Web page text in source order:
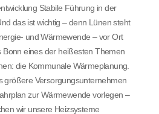
Stabile Führung in der
das ist wichtig – denn Lünen steht
und Wärmewende – vor Ort
Bonn eines der heißesten Themen
die Kommunale Wärmeplanung.
größere Versorgungsunternehmen
zur Wärmewende vorlegen –
wir unsere Heizsysteme